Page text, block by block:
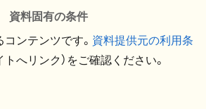
資料固有の条件
ンテンツです。 資料提供元の利用条
トへリンク）をご確認ください。